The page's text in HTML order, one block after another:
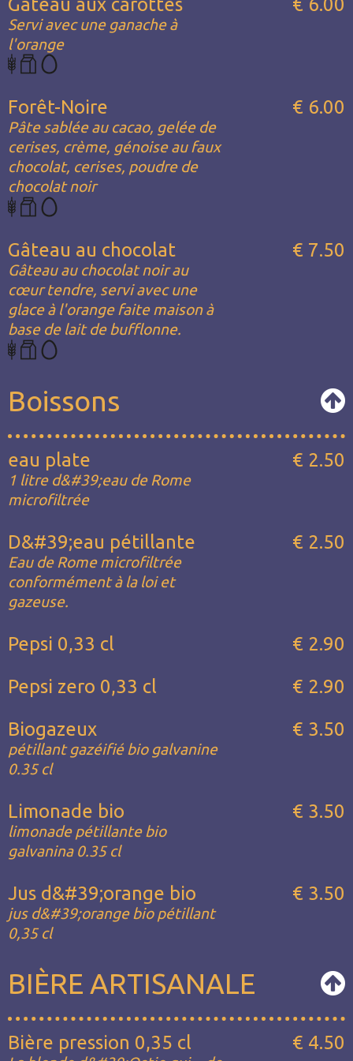
Servi avec une ganache à
l'orange
Forêt-Noire
Pâte sablée au cacao, gelée de
cerises, crème, génoise au faux
chocolat, cerises, poudre de
chocolat noir
€ 6.00
Gâteau au chocolat
Gâteau au chocolat noir au
cœur tendre, servi avec une
glace à l'orange faite maison à
base de lait de bufflonne.
€ 7.50
Boissons
eau plate
1 litre d&#39;eau de Rome
microfiltrée
€ 2.50
D&#39;eau pétillante
Eau de Rome microfiltrée
conformément à la loi et
gazeuse.
€ 2.50
Pepsi 0,33 cl
€ 2.90
Pepsi zero 0,33 cl
€ 2.90
Biogazeux
pétillant gazéifié bio galvanine
0.35 cl
€ 3.50
Limonade bio
limonade pétillante bio
galvanina 0.35 cl
€ 3.50
Jus d&#39;orange bio
jus d&#39;orange bio pétillant
0,35 cl
€ 3.50
BIÈRE ARTISANALE
Bière pression 0,35 cl € 4.50